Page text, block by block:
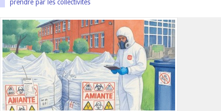
prendre par les collectivités